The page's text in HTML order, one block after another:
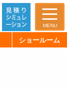
MENU
ショールーム